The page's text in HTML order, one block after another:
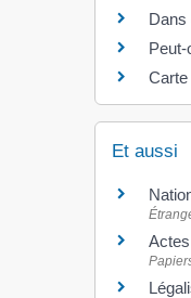
Dans
Et aussi